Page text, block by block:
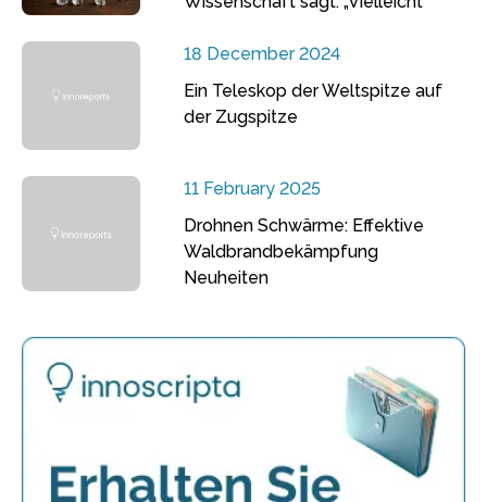
18 December 2024
Ein Teleskop der Weltspitze auf
der Zugspitze
11 February 2025
Drohnen Schwärme: Effektive
Waldbrandbekämpfung
Neuheiten